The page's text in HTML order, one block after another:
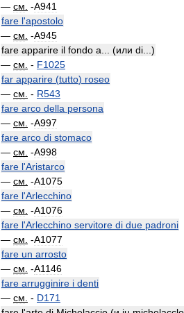
— см -A941
fare l'apostolo
— см -A945
fare apparire il fondo a ... (или di ...)
— см - F1025
far apparire (tutto) roseo
— см - R543
fare arco della persona
— см -A997
fare arco di stomaco
— см -A998
fare l'Aristarco
— см -A1075
fare l'Arlecchino
— см -A1076
fare l'Arlecchino servitore di due padroni
— см -A1077
fare un arrosto
— см -A1146
fare arrugginire i denti
— см - D171